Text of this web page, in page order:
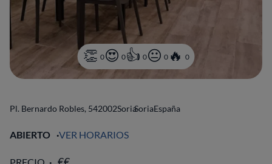
0 0 0 0 0
Pl. Bernardo Robles, 542002SoriaSoriaEspaña
ABIERTO VER HORARIOS